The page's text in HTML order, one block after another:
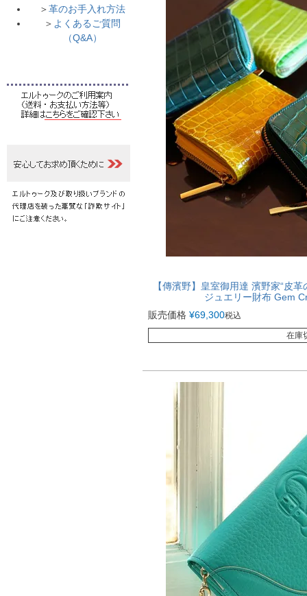
＞革のお手入れ方法
＞ よくあるご質問
（Q&A）
【傳濱野】皇室御用達 濱野家“皮
ジュエリー財布 Gem
販売価格 ¥69,300税込
在庫